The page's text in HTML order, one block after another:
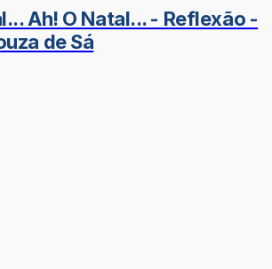
Ah! O Natal... - Reflexão -
de Sá